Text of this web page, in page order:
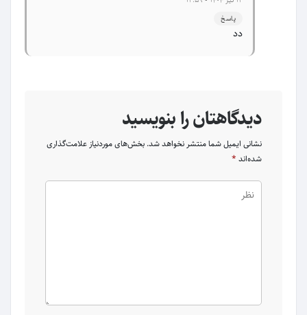
پاسخ
دد
دیدگاهتان را بنویسید
نشانی ایمیل شما منتشر نخواهد شد. بخش‌های موردنیاز علامت‌گذاری
شده‌اند *